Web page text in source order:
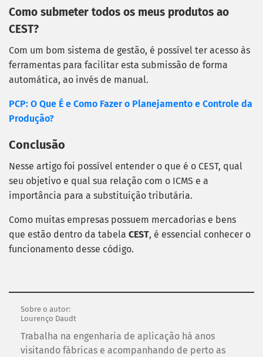
Como submeter todos os meus produtos ao
CEST?
Com um bom sistema de gestão, é possível ter acesso às
ferramentas para facilitar esta submissão de forma
automática, ao invés de manual.
PCP: O Que É e Como Fazer o Planejamento e Controle da
Produção?
Conclusão
Nesse artigo foi possível entender o que é o CEST, qual
seu objetivo e qual sua relação com o ICMS e a
importância para a substituição tributária.
Como muitas empresas possuem mercadorias e bens
que estão dentro da tabela CEST, é essencial conhecer o
funcionamento desse código.
Sobre o autor:
Lourenço Daudt
Trabalha na engenharia de aplicação há anos
visitando fábricas e acompanhando de perto as